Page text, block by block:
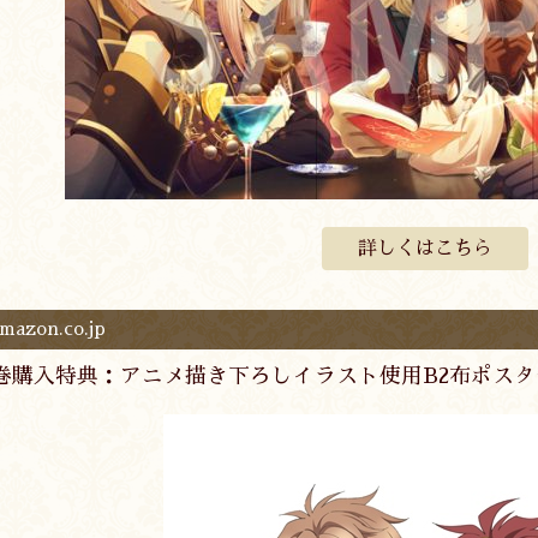
詳しくはこちら
購入特典：アニメ描き下ろしイラスト使用B2布ポス